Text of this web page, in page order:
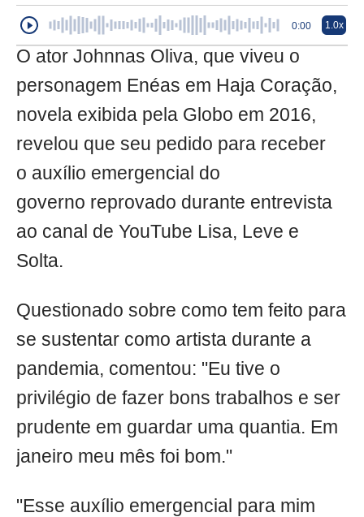
0:00 1.0x
O ator Johnnas Oliva, que viveu o
personagem Enéas em Haja Coração,
novela exibida pela Globo em 2016,
revelou que seu pedido para receber
o auxílio emergencial do
governo reprovado durante entrevista
ao canal de YouTube Lisa, Leve e
Solta.
Questionado sobre como tem feito para
se sustentar como artista durante a
pandemia, comentou: "Eu tive o
privilégio de fazer bons trabalhos e ser
prudente em guardar uma quantia. Em
janeiro meu mês foi bom."
"Esse auxílio emergencial para mim